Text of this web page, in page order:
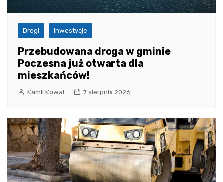
Drogi Inwestycje
Przebudowana droga w gminie
Poczesna już otwarta dla
mieszkańców!
Kamil Kowal 7 sierpnia 2026